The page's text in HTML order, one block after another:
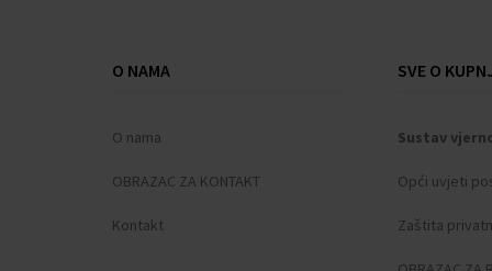
Poklopac kućišta: Stakleno dno, zavrnuto
Staklo: kaljeno, Mineralno staklo
Boja remena: Crna
O NAMA
O nama
OBRAZAC ZA KONTAKT
Kontakt
SVE O
Sustav
Opći uvjeti
Zaštita